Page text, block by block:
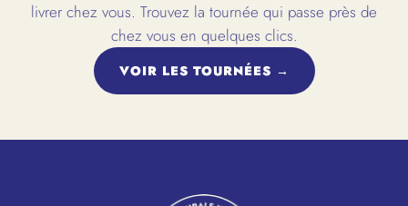
livrer chez vous. Trouvez la tournée qui passe près de
chez vous en quelques clics.
VOIR LES TOURNÉES →